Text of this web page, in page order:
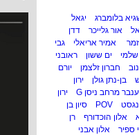
בלומברג
יגאל
אור גלייכר
דדן
אמיר אריאלי
גבי
ים ששון
ראובני
חברון זלצמן
יורם
בן-נתן גולן
ירון
ענבר מרחב ניסן G
ירון
POV
סיון בן
אלון הוכדורף
רן
ספיר
אלון אבני